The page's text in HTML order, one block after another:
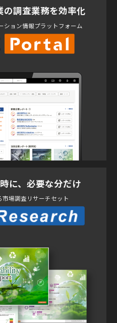
調査業務を効率化
ション情報プラットフォーム
に、必要な分だけ
場調査リサーチセット